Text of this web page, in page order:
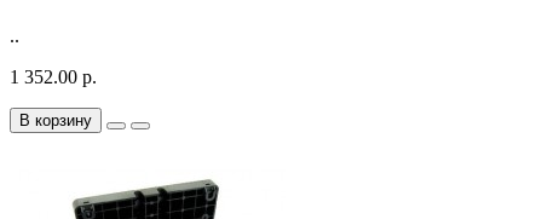
..
1 352.00 р.
В корзину